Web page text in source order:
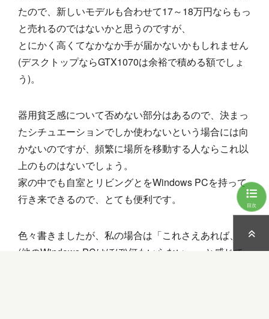
たので、新しいモデルも合わせて17～18万円ならもっ
と売れるのではないかと思うのですが、
とにかく高くてなかなか手が届かないかもしれません
(デスクトップならGTX1070は余裕で積める額でしょ
う)。
器用貧乏感について否めない部分はあるので、決まっ
たシチュエーションでしか使わないという場合には向
かないのですが、頻繁に場所を移動する人ならこれ以
上のものはないでしょう。
家の中でも自室とリビングとをWindows PCを持って
行き来できるので、とても便利です。
色々書きましたが、私の場合は「これさえあれば、
(他のWindows PCはほぼ)何もいらない。」と感じて
目次